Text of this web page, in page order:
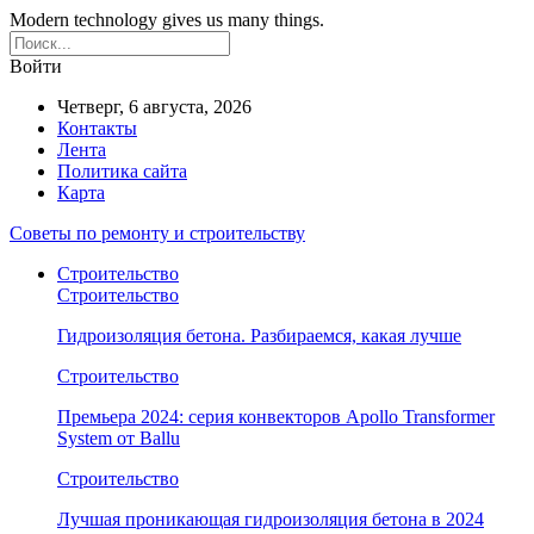
Modern technology gives us many things.
Войти
Четверг, 6 августа, 2026
Контакты
Лента
Политика сайта
Карта
Советы по ремонту и строительству
Строительство
Строительство
Гидроизоляция бетона. Разбираемся, какая лучше
Строительство
Премьера 2024: серия конвекторов Apollo Transformer
System от Ballu
Строительство
Лучшая проникающая гидроизоляция бетона в 2024